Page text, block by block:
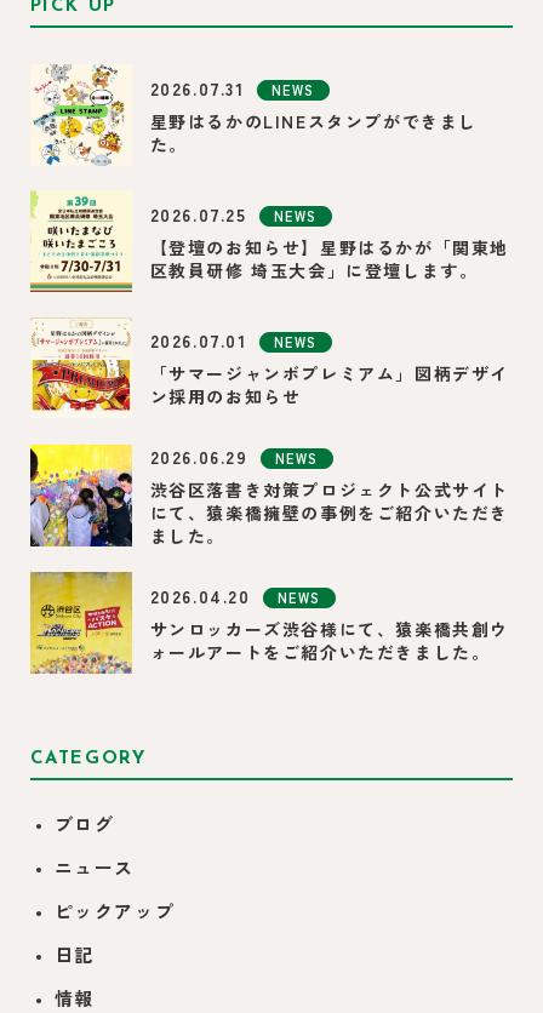
PICK UP
2026.07.31 NEWS
星野はるかのLINEスタンプができまし
た。
2026.07.25 NEWS
【登壇のお知らせ】星野はるかが「関東地
区教員研修 埼玉大会」に登壇します。
2026.07.01 NEWS
「サマージャンボプレミアム」図柄デザイ
ン採用のお知らせ
2026.06.29 NEWS
渋谷区落書き対策プロジェクト公式サイト
にて、猿楽橋擁壁の事例をご紹介いただき
ました。
2026.04.20 NEWS
サンロッカーズ渋谷様にて、猿楽橋共創ウ
ォールアートをご紹介いただきました。
CATEGORY
ブログ
ニュース
ピックアップ
日記
情報